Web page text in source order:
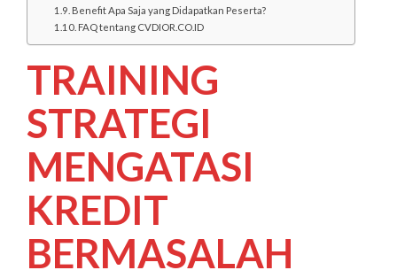
Benefit Apa Saja yang Didapatkan Peserta?
FAQ tentang CVDIOR.CO.ID
TRAINING
STRATEGI
MENGATASI
KREDIT
BERMASALAH